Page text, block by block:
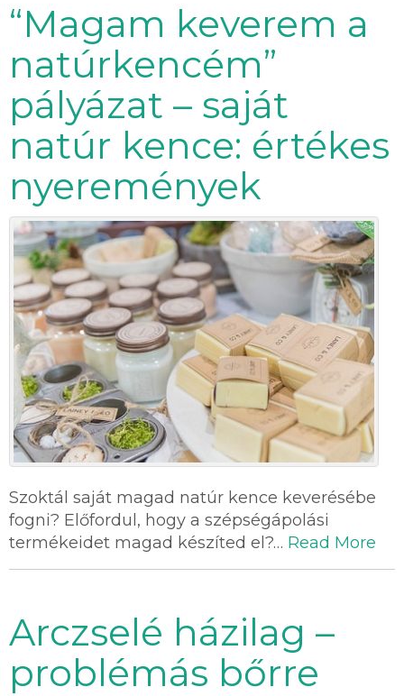
“Magam keverem a
natúrkencém”
pályázat – saját
natúr kence: értékes
nyeremények
Szoktál saját magad natúr kence keverésébe
fogni? Előfordul, hogy a szépségápolási
termékeidet magad készíted el?… Read More
Arczselé házilag –
problémás bőrre